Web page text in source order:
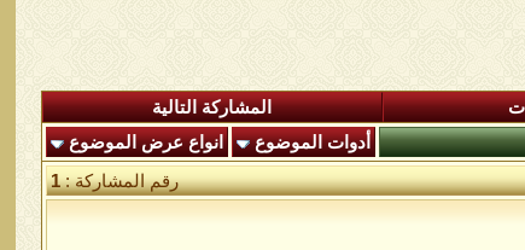
المشاركة التالية
أدوات الموضوع
انواع عرض الموضوع
رقم المشاركة :1